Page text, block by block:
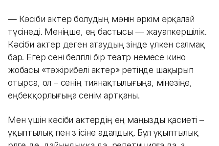
— Кәсіби актер болудың мәнін әркім әрқалай
түсінеді. Меніңше, ең бастысы — жауапкершілік.
Кәсіби актер деген атаудың өзінде үлкен салмақ
бар. Егер сені белгілі бір театр немесе кино
жобасы «тәжірибелі актер» ретінде шақырып
отырса, ол – сенің тиянақтылығыңа, мінезіңе,
еңбекқорлығыңа сенім артқаны.
Мен үшін кәсіби актердің ең маңызды қасиеті –
ұқыптылық пен өз ісіне адалдық. Бұл ұқыптылық